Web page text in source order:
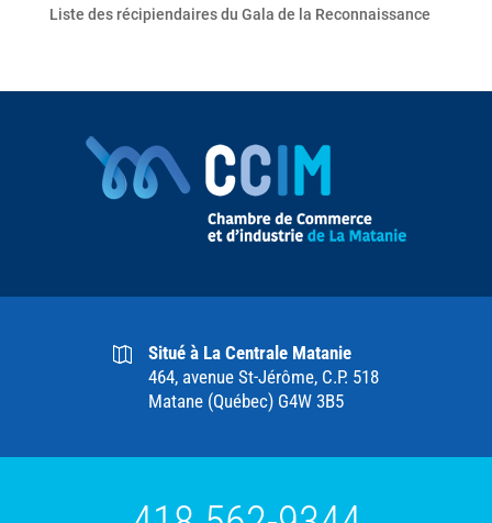
Liste des récipiendaires du Gala de la Reconnaissance
Situé à La Centrale Matanie
464, avenue St-Jérôme, C.P. 518
Matane (Québec) G4W 3B5